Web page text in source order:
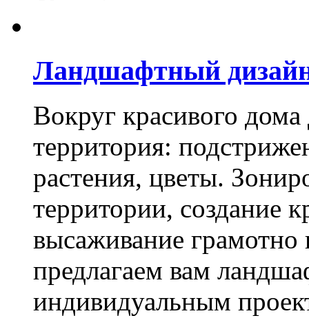
Ландшафтный
Вокруг красивого
территория:
растения, цветы.
территории, создание
высаживание
предлагаем вам
индивидуальным